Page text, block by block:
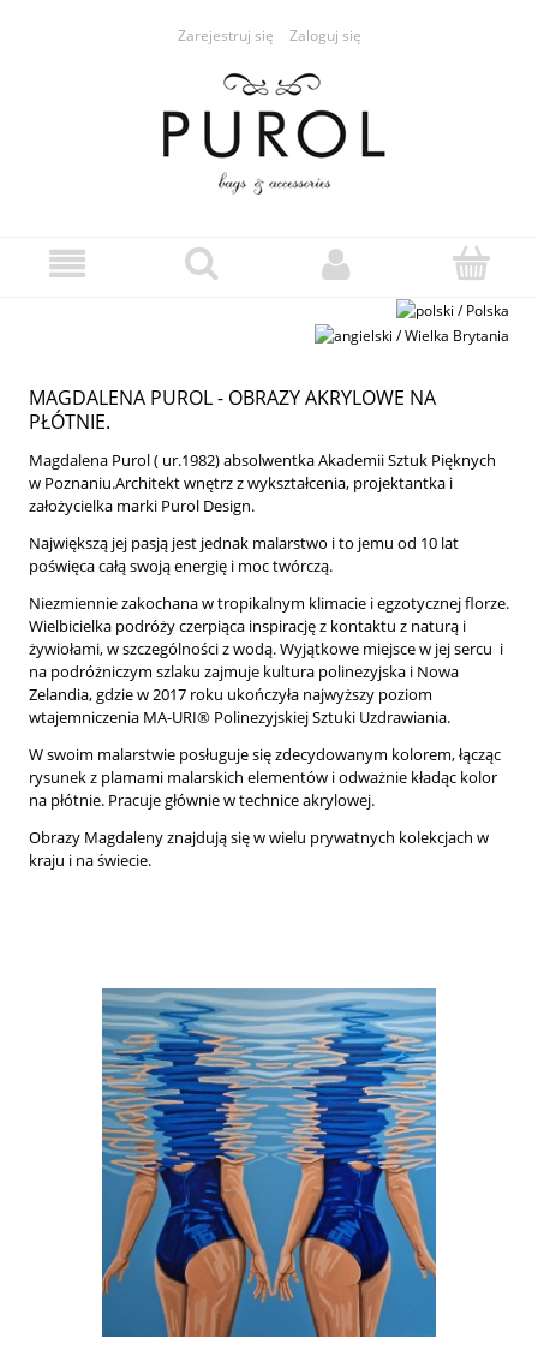
Zarejestruj się Zaloguj się
MAGDALENA PUROL - OBRAZY AKRYLOWE NA
PŁÓTNIE.
Magdalena Purol ( ur.1982) absolwentka Akademii Sztuk Pięknych
w Poznaniu.Architekt wnętrz z wykształcenia, projektantka i
założycielka marki Purol Design.
Największą jej pasją jest jednak malarstwo i to jemu od 10 lat
poświęca całą swoją energię i moc twórczą.
Niezmiennie zakochana w tropikalnym klimacie i egzotycznej florze.
Wielbicielka podróży czerpiąca inspirację z kontaktu z naturą i
żywiołami, w szczególności z wodą. Wyjątkowe miejsce w jej sercu i
na podróżniczym szlaku zajmuje kultura polinezyjska i Nowa
Zelandia, gdzie w 2017 roku ukończyła najwyższy poziom
wtajemniczenia MA-URI® Polinezyjskiej Sztuki Uzdrawiania.
W swoim malarstwie posługuje się zdecydowanym kolorem, łącząc
rysunek z plamami malarskich elementów i odważnie kładąc kolor
na płótnie. Pracuje głównie w technice akrylowej.
Obrazy Magdaleny znajdują się w wielu prywatnych kolekcjach w
kraju i na świecie.